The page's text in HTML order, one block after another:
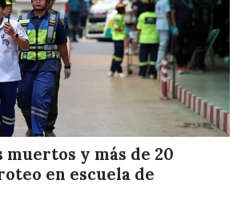
muertos y más de 20
en escuela de